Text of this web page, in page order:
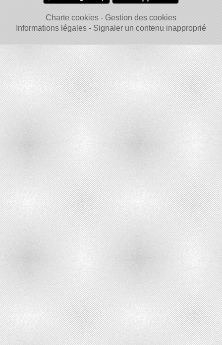
Charte cookies
Gestion des cookies
Informations légales
Signaler un contenu inapproprié